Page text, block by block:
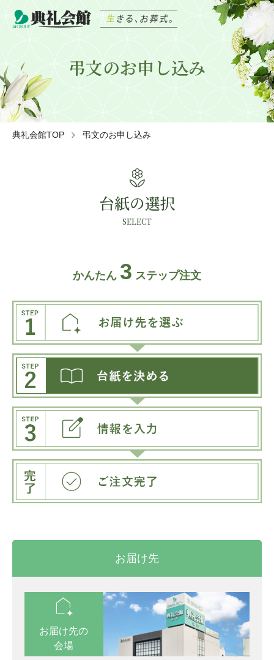
弔文のお申し込み
典礼会館TOP 弔文のお申し込み
local_florist
台紙の選択
SELECT
かんたん 3 ステップ注文
お届け先
location_automation
お届け先の
会場